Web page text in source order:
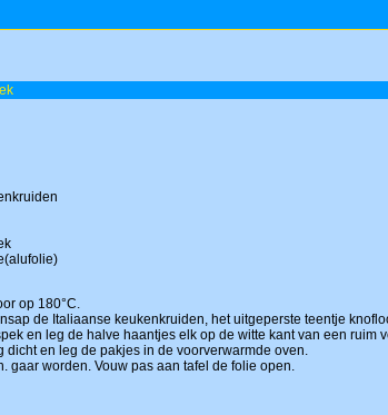
op 180°C.
de Italiaanse keukenkruiden, het uitgeperste teentje
en leg de halve haantjes elk op de witte kant van een ruim
dicht en leg de pakjes in de voorverwarmde oven.
gaar worden. Vouw pas aan tafel de folie open.